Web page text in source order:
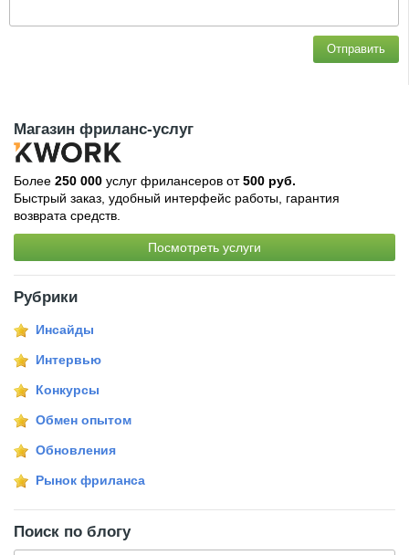
Отправить
Магазин фриланс-услуг
Более 250 000 услуг фрилансеров от500 руб.
Быстрый заказ, удобный интерфейс работы, гарантия
возврата средств.
Посмотреть услуги
Рубрики
Инсайды
Интервью
Конкурсы
Обмен опытом
Обновления
Рынок фриланса
Поиск по блогу